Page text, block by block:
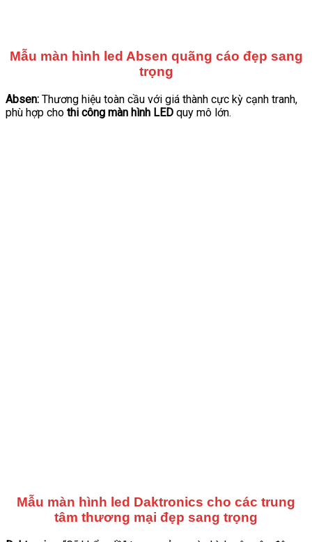
Mẫu màn hình led Absen quãng cáo đẹp sang
trọng
Absen: Thương hiệu toàn cầu với giá thành cực kỳ cạnh tranh,
phù hợp cho thi công màn hình LED quy mô lớn.
Mẫu màn hình led Daktronics cho các trung
tâm thương mại đẹp sang trọng